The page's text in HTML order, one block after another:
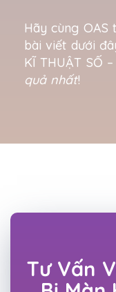
Hãy cùng OAS
bài viết dưới
KĨ THUẬT SỐ –
quả nhất!
Tư Vấn